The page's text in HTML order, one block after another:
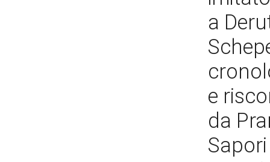
a
e
da